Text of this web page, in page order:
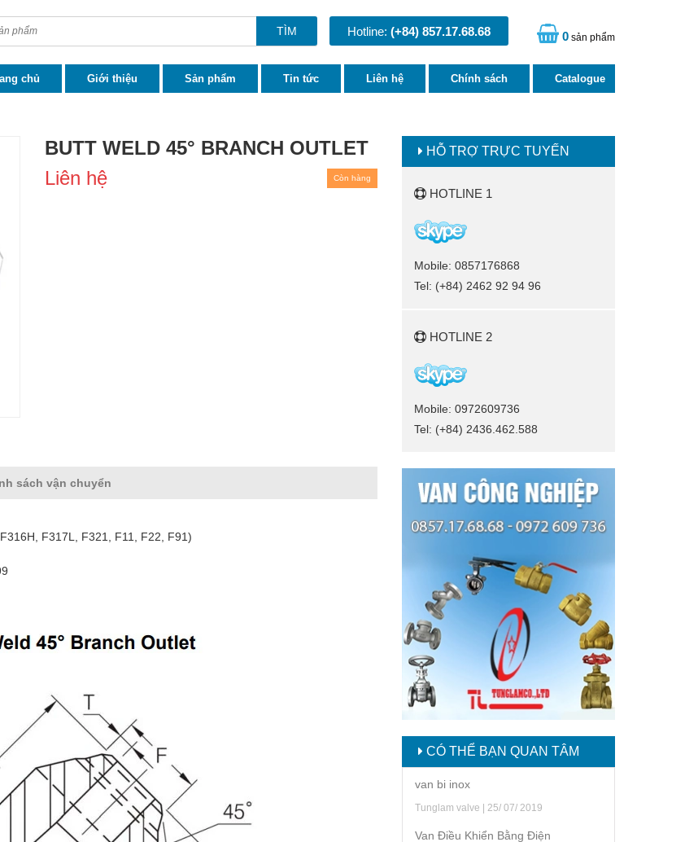
TÌM Hotline:(+84) 857.17.68.68 0sản phẩm
chủ Giới thiệu Sản phẩm Tin tức Liên hệ Chính sách Catalogue
BUTT WELD 45° BRANCH OUTLET
Liên hệ
Còn hàng
sách vận chuyển
F317L, F321, F11, F22, F91)
HỖ TRỢ TRỰC TUYẾN
HOTLINE 1
Mobile: 0857176868
Tel: (+84) 2462 92 94 96
HOTLINE 2
Mobile: 0972609736
Tel: (+84) 2436.462.588
CÓ THỂ BẠN QUAN TÂM
van bi inox
Tunglam valve | 25/ 07/ 2019
Van Điều Khiển Bằng Điện